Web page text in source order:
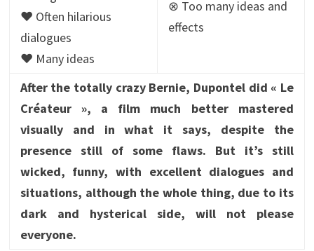
♥ Often hilarious
dialogues
♥ Many ideas
⊗ Too many ideas and
effects
After the totally crazy Bernie, Dupontel did « Le
Créateur », a film much better mastered
visually and in what it says, despite the
presence still of some flaws. But it’s still
wicked, funny, with excellent dialogues and
situations, although the whole thing, due to its
dark and hysterical side, will not please
everyone.